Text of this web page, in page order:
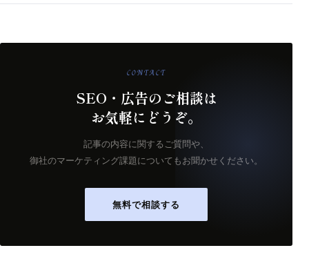
CONTACT
SEO・広告のご相談は
お気軽にどうぞ。
記事の内容に関するご質問や、
御社のマーケティング課題についてもお聞かせください。
無料で相談する